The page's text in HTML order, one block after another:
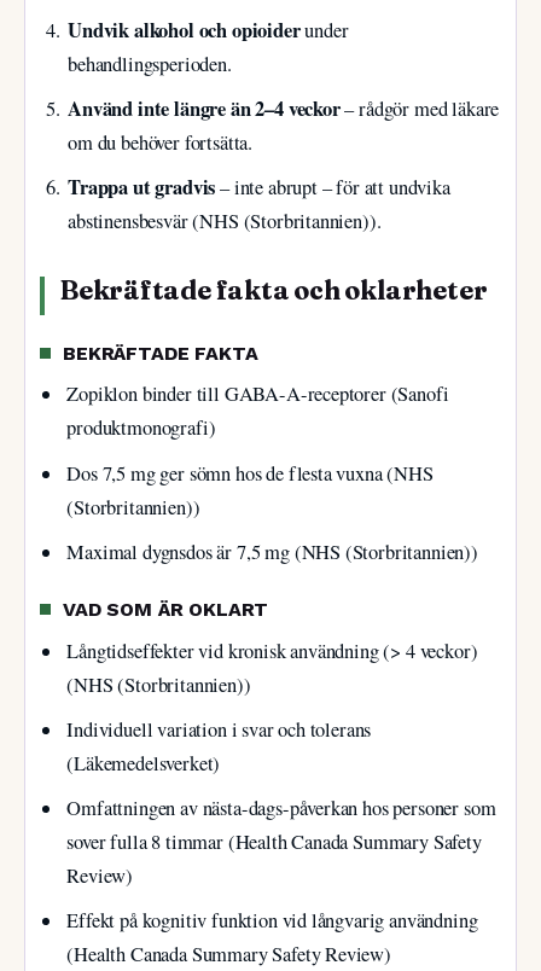
Undvik alkohol och opioiderunder
behandlingsperioden.
Använd inte längre än 2–4 veckor– rådgör med läkare
om du behöver fortsätta.
Trappa ut gradvis– inte abrupt – för att undvika
abstinensbesvär (NHS (Storbritannien)).
Bekräftade fakta och oklarheter
BEKRÄFTADE FAKTA
Zopiklon binder till GABA-A-receptorer (Sanofi
produktmonografi)
Dos 7,5 mg ger sömn hos de flesta vuxna (NHS
(Storbritannien))
Maximal dygnsdos är 7,5 mg (NHS (Storbritannien))
VAD SOM ÄR OKLART
Långtidseffekter vid kronisk användning (> 4 veckor)
(NHS (Storbritannien))
Individuell variation i svar och tolerans
(Läkemedelsverket)
Omfattningen av nästa-dags-påverkan hos personer som
sover fulla 8 timmar (Health Canada Summary Safety
Review)
Effekt på kognitiv funktion vid långvarig användning
(Health Canada Summary Safety Review)